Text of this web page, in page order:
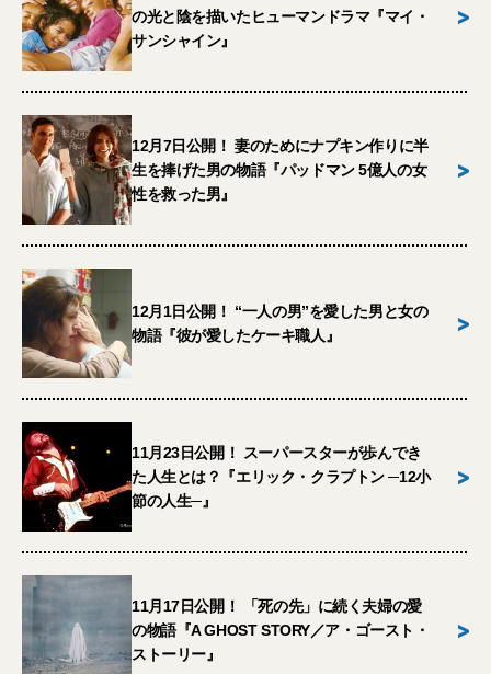
の光と陰を描いたヒューマンドラマ『マイ・
サンシャイン』
>
12月7日公開！ 妻のためにナプキン作りに半
生を捧げた男の物語『パッドマン 5億人の女
性を救った男』
>
12月1日公開！ “一人の男”を愛した男と女の
物語『彼が愛したケーキ職人』
>
11月23日公開！ スーパースターが歩んでき
た人生とは？『エリック・クラプトン ─12小
節の人生─』
>
11月17日公開！ 「死の先」に続く夫婦の愛
の物語『A GHOST STORY／ア・ゴースト・
ストーリー』
>